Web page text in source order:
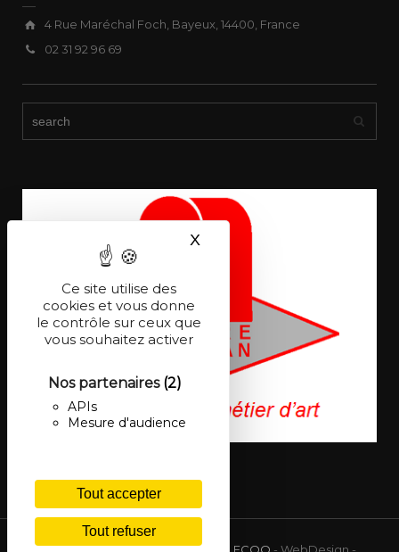
Ce site utilise des
cookies et vous donne
le contrôle sur ceux que
vous souhaitez activer
Nos partenaires (2)
APIs
Mesure d'audience
Tout accepter
Tout refuser
X
4 Rue Maréchal Foch, Bayeux, 14400, France
02 31 92 96 69